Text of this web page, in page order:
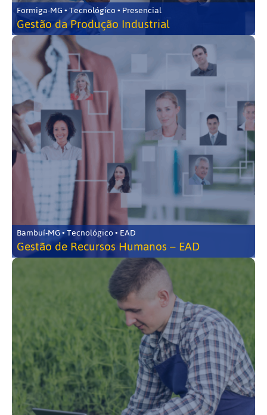
Formiga-MG • Tecnológico • Presencial
Gestão da Produção Industrial
Bambuí-MG • Tecnológico • EAD
Gestão de Recursos Humanos – EAD